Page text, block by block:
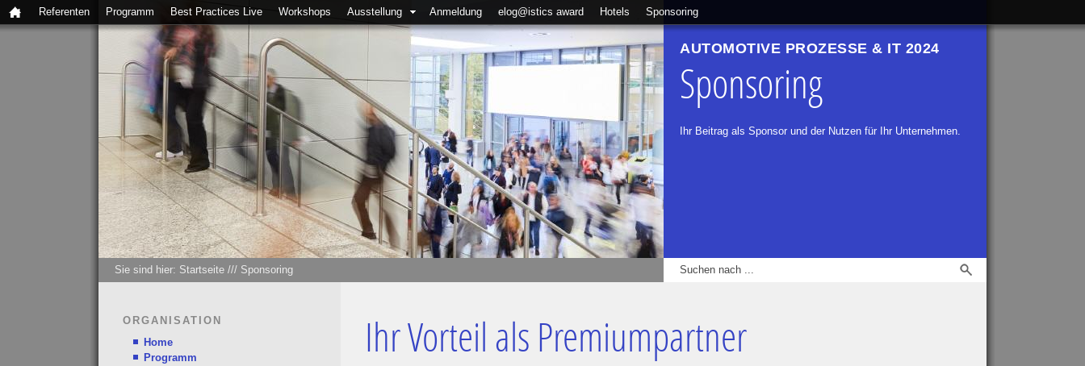
Referenten Programm Best Practices Live Workshops Ausstellung Anmeldung elog@istics award Hotels Sponsoring
AUTOMOTIVE PROZESSE & IT 2024
Sponsoring
Ihr Beitrag als Sponsor und der Nutzen für Ihr Unternehmen.
Sie sind hier: Startseite /// Sponsoring
Ihr Vorteil als Premiumpartner
ORGANISATION
Home
Programm